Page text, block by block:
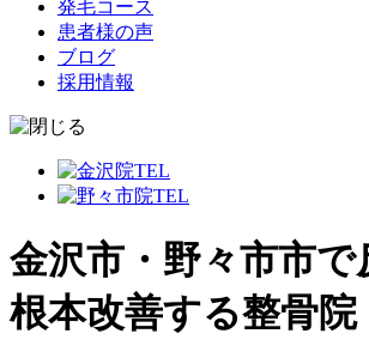
発毛コース
患者様の声
ブログ
採用情報
金沢市・野々市市で
根本改善する整骨院